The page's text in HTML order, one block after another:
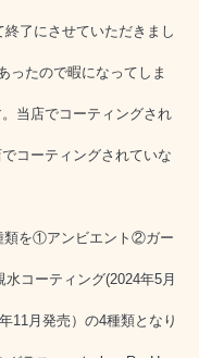
了にさせていただきまし
ったので暇になってしま
当店でコーティングされ
コーティングされていな
を①アンビエント②ガー
コーティング(2024年5月
11月発売）の4種類となり